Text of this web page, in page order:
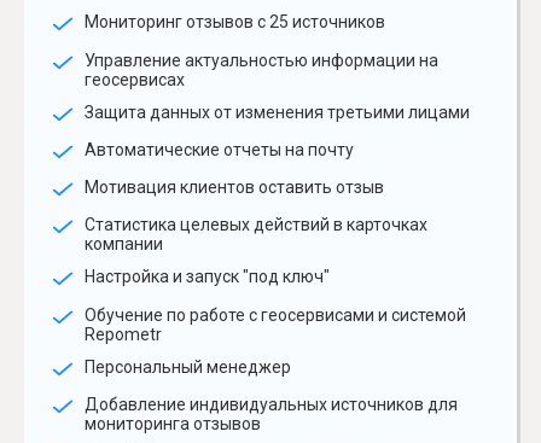
Мониторинг отзывов с 25 источников
Управление актуальностью информации на
геосервисах
Защита данных от изменения третьими лицами
Автоматические отчеты на почту
Мотивация клиентов оставить отзыв
Статистика целевых действий в карточках
компании
Настройка и запуск "под ключ"
Обучение по работе с геосервисами и системой
Repometr
Персональный менеджер
Добавление индивидуальных источников для
мониторинга отзывов